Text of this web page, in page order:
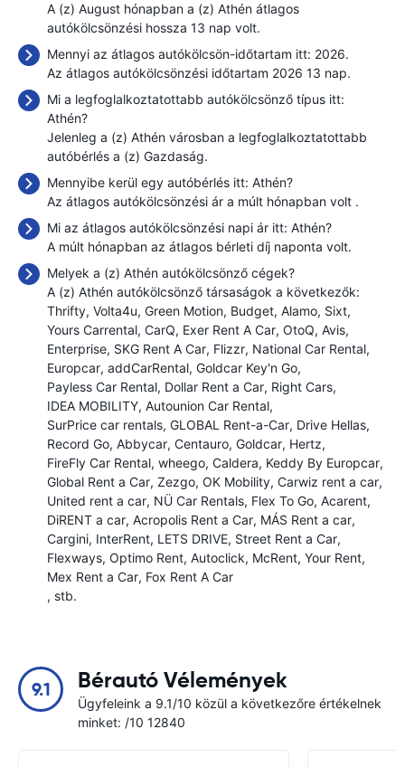
A (z) August hónapban a (z) Athén átlagos
autókölcsönzési hossza 13 nap volt.
Mennyi az átlagos autókölcsön-időtartam itt: 2026.
Az átlagos autókölcsönzési időtartam 2026 13 nap.
Mi a legfoglalkoztatottabb autókölcsönző típus itt:
Athén?
Jelenleg a (z) Athén városban a legfoglalkoztatottabb
autóbérlés a (z) Gazdaság.
Mennyibe kerül egy autóbérlés itt: Athén?
Az átlagos autókölcsönzési ár a múlt hónapban volt .
Mi az átlagos autókölcsönzési napi ár itt: Athén?
A múlt hónapban az átlagos bérleti díj naponta volt.
Melyek a (z) Athén autókölcsönző cégek?
A (z) Athén autókölcsönző társaságok a következők:
Thrifty Volta4u Green Motion Budget Alamo Sixt
Yours Carrental CarQ Exer Rent A Car OtoQ Avis
Enterprise SKG Rent A Car Flizzr National Car Rental
Europcar addCarRental Goldcar Key'n Go
Payless Car Rental Dollar Rent a Car Right Cars
IDEA MOBILITY Autounion Car Rental
SurPrice car rentals GLOBAL Rent-a-Car Drive Hellas
Record Go Abbycar Centauro Goldcar Hertz
FireFly Car Rental wheego Caldera Keddy By Europcar
Global Rent a Car Zezgo OK Mobility Carwiz rent a car
United rent a car NÜ Car Rentals Flex To Go Acarent
DiRENT a car Acropolis Rent a Car MÁS Rent a car
Cargini InterRent LETS DRIVE Street Rent a Car
Flexways Optimo Rent Autoclick McRent Your Rent
Mex Rent a Car Fox Rent A Car
, stb.
9.1 Bérautó Vélemények
Ügyfeleink a 9.1/10 közül a következőre értékelnek
minket: /10 12840